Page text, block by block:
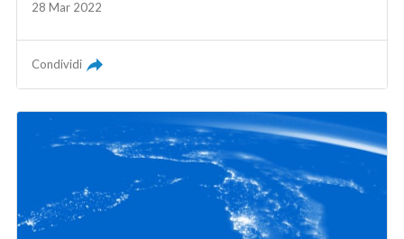
28 Mar 2022
Condividi